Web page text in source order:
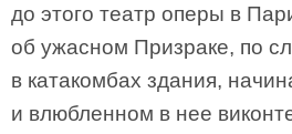
до этого театр оперы в
об ужасном Призраке, по
в катакомбах здания,
и влюбленном в нее